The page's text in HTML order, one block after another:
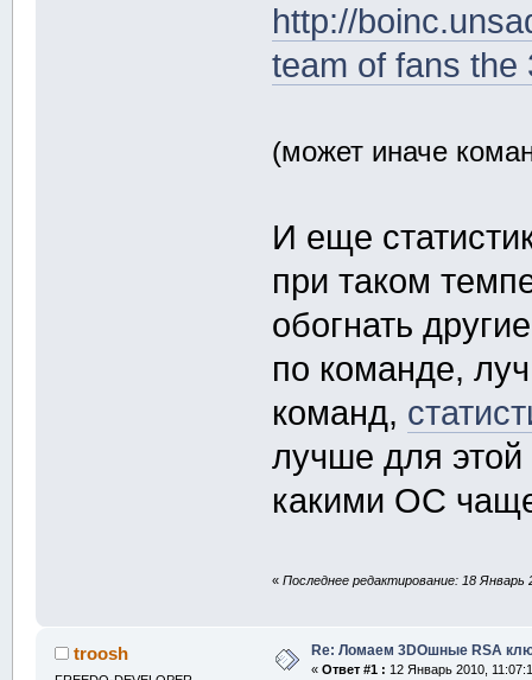
http://
team of fans the
(может иначе
И еще
при таком
обогнать
по команде,
команд,
лучше для
какими ОС
«Последнее редактирование: 18 Январь
troosh Re: Ломаем 3DOшные RSA
« Ответ #1 : 12 Январь 2010,